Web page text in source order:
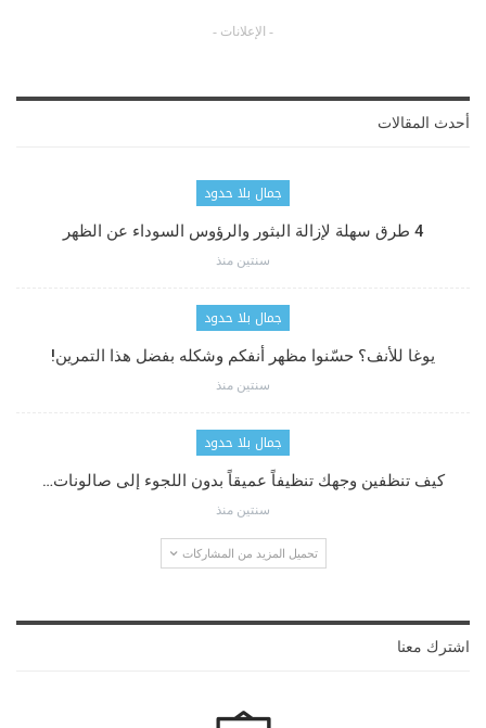
- الإعلانات -
أحدث المقالات
جمال بلا حدود
4 طرق سهلة لإزالة البثور والرؤوس السوداء عن الظهر
سنتين منذ
جمال بلا حدود
يوغا للأنف؟ حسّنوا مظهر أنفكم وشكله بفضل هذا التمرين!
سنتين منذ
جمال بلا حدود
كيف تنظفين وجهك تنظيفاً عميقاً بدون اللجوء إلى صالونات…
سنتين منذ
تحميل المزيد من المشاركات
اشترك معنا